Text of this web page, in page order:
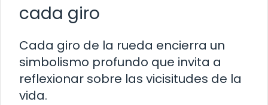
cada giro
Cada giro de la rueda encierra un
simbolismo profundo que invita a
reflexionar sobre las vicisitudes de la
vida.